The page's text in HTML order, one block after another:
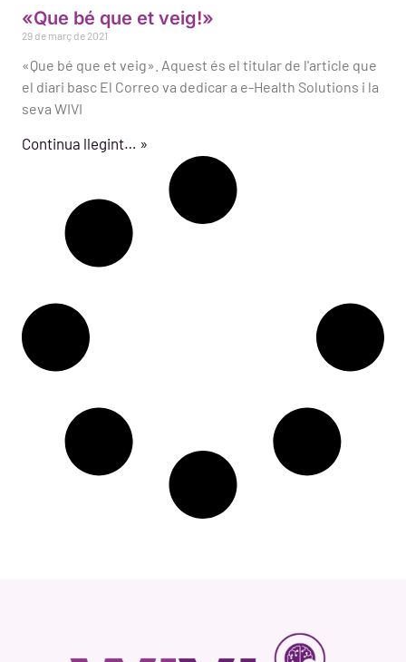
«Que bé que et veig!»
29 de març de 2021
«Que bé que et veig». Aquest és el titular de l'article que
el diari basc El Correo va dedicar a e-Health Solutions i la
seva WIVI
Continua llegint… »